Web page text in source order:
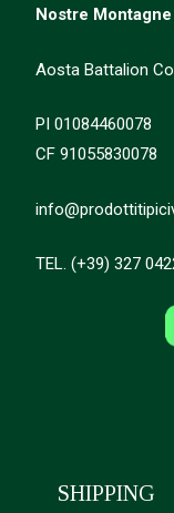
Nostre Montagne
Aosta Battalion
PI 01084460078
CF 91055830078
TEL. (+39) 327
SHIPPING